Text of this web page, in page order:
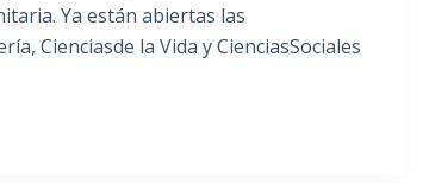
Ya están abiertas las
Cienciasde la Vida y CienciasSociales